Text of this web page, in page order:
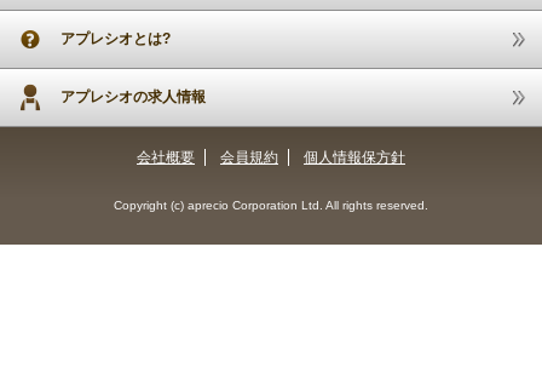
アプレシオとは?
アプレシオの求人情報
会社概要 会員規約 個人情報保方針
Copyright (c) aprecio Corporation Ltd. All rights reserved.